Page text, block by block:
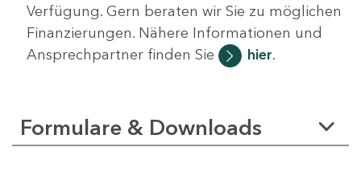
Verfügung. Gern beraten wir Sie zu möglichen
Finanzierungen. Nähere Informationen und
Ansprechpartner finden Sie
hier.
Formulare & Downloads